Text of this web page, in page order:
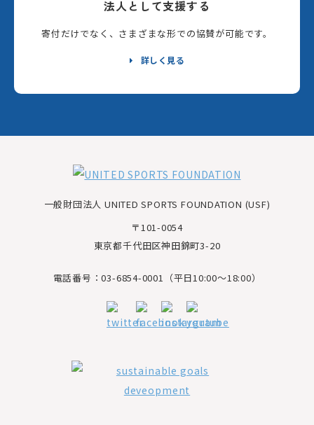
法人として支援する
寄付だけでなく、さまざまな形での協賛が可能です。
詳しく見る
一般財団法人 UNITED SPORTS FOUNDATION (USF)
〒101-0054
東京都千代田区神田錦町3-20
電話番号：03-6854-0001（平日10:00～18:00）